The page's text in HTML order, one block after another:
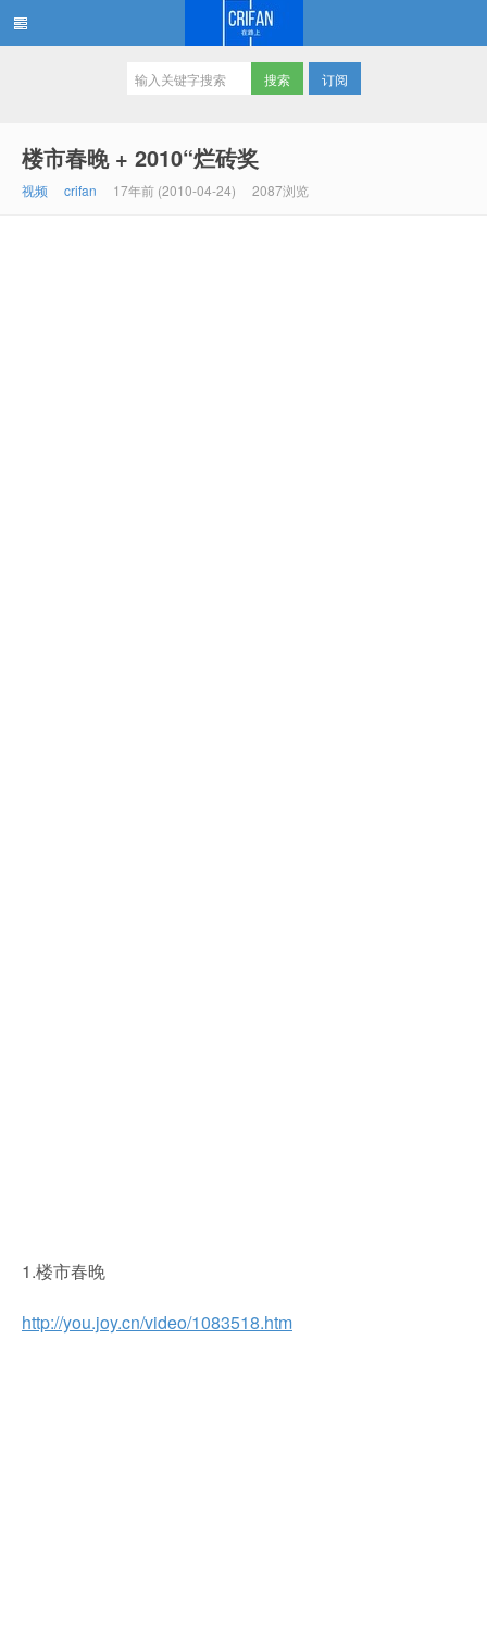
订阅
楼市春晚 + 2010“烂砖奖
视频 crifan 17年前 (2010-04-24) 2087浏览
1.楼市春晚
http://you.joy.cn/video/1083518.htm